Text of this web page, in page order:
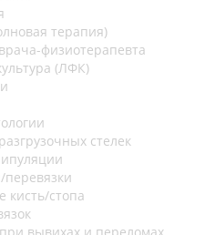
терапия)
физиотерапевта
(ЛФК)
стелек
кисть/стопа
вывихах и переломах